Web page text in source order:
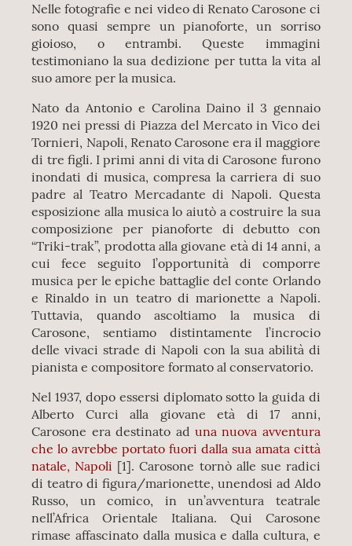
Nelle fotografie e nei video di Renato Carosone ci
sono quasi sempre un pianoforte, un sorriso
gioioso, o entrambi. Queste immagini
testimoniano la sua dedizione per tutta la vita al
suo amore per la musica.
Nato da Antonio e Carolina Daino il 3 gennaio
1920 nei pressi di Piazza del Mercato in Vico dei
Tornieri, Napoli, Renato Carosone era il maggiore
di tre figli. I primi anni di vita di Carosone furono
inondati di musica, compresa la carriera di suo
padre al Teatro Mercadante di Napoli. Questa
esposizione alla musica lo aiutò a costruire la sua
composizione per pianoforte di debutto con
“Triki-trak”, prodotta alla giovane età di 14 anni, a
cui fece seguito l’opportunità di comporre
musica per le epiche battaglie del conte Orlando
e Rinaldo in un teatro di marionette a Napoli.
Tuttavia, quando ascoltiamo la musica di
Carosone, sentiamo distintamente l’incrocio
delle vivaci strade di Napoli con la sua abilità di
pianista e compositore formato al conservatorio.
Nel 1937, dopo essersi diplomato sotto la guida di
Alberto Curci alla giovane età di 17 anni,
Carosone era destinato ad una nuova avventura
che lo avrebbe portato fuori dalla sua amata città
natale, Napoli [1]. Carosone tornò alle sue radici
di teatro di figura/marionette, unendosi ad Aldo
Russo, un comico, in un’avventura teatrale
nell’Africa Orientale Italiana. Qui Carosone
rimase affascinato dalla musica e dalla cultura, e